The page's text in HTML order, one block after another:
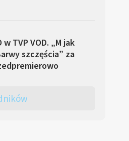
TVP VOD. „M jak
szczęścia” za